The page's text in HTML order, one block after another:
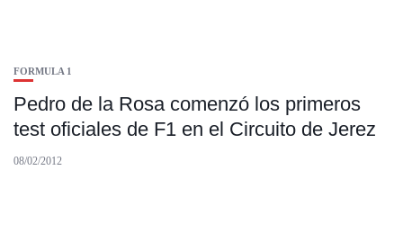
FORMULA 1
Pedro de la Rosa comenzó los primeros
test oficiales de F1 en el Circuito de Jerez
08/02/2012